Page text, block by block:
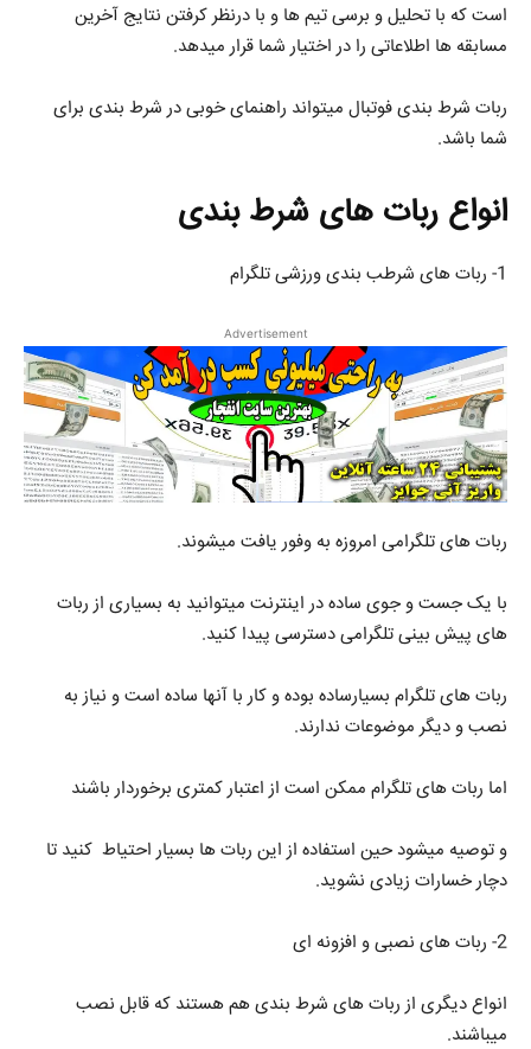
است که با تحلیل و برسی تیم ها و با درنظر کرفتن نتایج آخرین
مسابقه ها اطلاعاتی را در اختیار شما قرار میدهد.
ربات شرط بندی فوتبال میتواند راهنمای خوبی در شرط بندی برای
شما باشد.
انواع ربات های شرط بندی
1- ربات های شرطب بندی ورزشی تلگرام
Advertisement
ربات های تلگرامی امروزه به وفور یافت میشوند.
با یک جست و جوی ساده در اینترنت میتوانید به بسیاری از ربات
های پیش بینی تلگرامی دسترسی پیدا کنید.
ربات های تلگرام بسیارساده بوده و کار با آنها ساده است و نیاز به
نصب و دیگر موضوعات ندارند.
اما ربات های تلگرام ممکن است از اعتبار کمتری برخوردار باشند
و توصیه میشود حین استفاده از این ربات ها بسیار احتیاط کنید تا
دچار خسارات زیادی نشوید.
2- ربات های نصبی و افزونه ای
انواع دیگری از ربات های شرط بندی هم هستند که قابل نصب
میباشند.